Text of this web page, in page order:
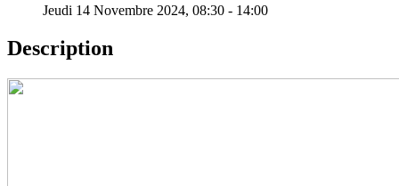
Jeudi 14 Novembre 2024, 08:30 - 14:00
Description